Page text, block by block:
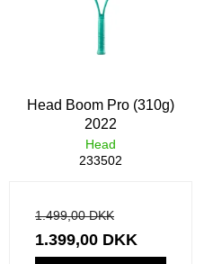
Head Boom Pro (310g)
2022
Head
233502
1.499,00 DKK
1.399,00 DKK